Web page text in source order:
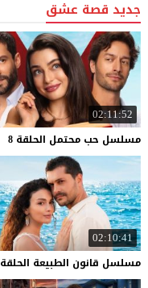
جديد قصة عشق
02:11:52
مسلسل حب محتمل الحلقة 8
02:10:41
مسلسل قانون الطبيعة الحلقة